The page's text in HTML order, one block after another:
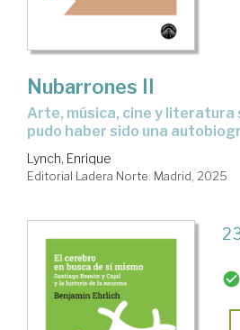
Nubarrones II
Arte, música, cine y literatura seguidos de lo que
pudo haber sido una
Lynch, Enrique
Editorial Ladera Norte. Madrid, 2025